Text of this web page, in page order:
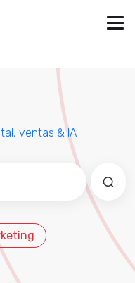
ventas & IA
con una función de
el campo de